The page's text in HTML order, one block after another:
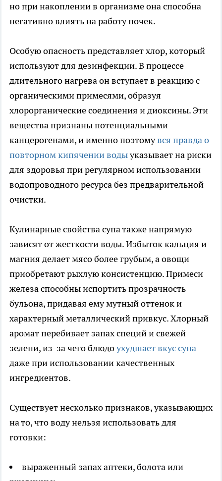
но при накоплении в организме она способна
негативно влиять на работу почек.
Особую опасность представляет хлор, который
используют для дезинфекции. В процессе
длительного нагрева он вступает в реакцию с
органическими примесями, образуя
хлорорганические соединения и диоксины. Эти
вещества признаны потенциальными
канцерогенами, и именно поэтомувся правда о
повторном кипячении водыуказывает на риски
для здоровья при регулярном использовании
водопроводного ресурса без предварительной
очистки.
Кулинарные свойства супа также напрямую
зависят от жесткости воды. Избыток кальция и
магния делает мясо более грубым, а овощи
приобретают рыхлую консистенцию. Примеси
железа способны испортить прозрачность
бульона, придавая ему мутный оттенок и
характерный металлический привкус. Хлорный
аромат перебивает запах специй и свежей
зелени, из-за чего блюдоухудшает вкус супа
даже при использовании качественных
ингредиентов.
Существует несколько признаков, указывающих
на то, что воду нельзя использовать для
готовки:
выраженный запах аптеки, болота или